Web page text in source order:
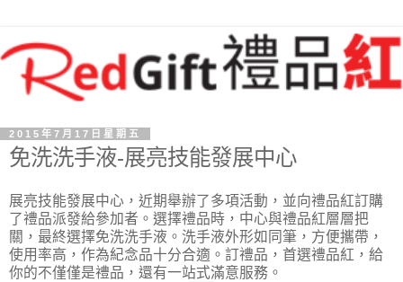
2015年7月17日星期五
免洗洗手液-展亮技能發展中心
展亮技能發展中心，近期舉辦了多項活動，並向禮品紅訂購
了禮品派發給參加者。選擇禮品時，中心與禮品紅層層把
關，最終選擇免洗洗手液。洗手液外形如同筆，方便攜帶，
使用率高，作為紀念品十分合適。訂禮品，首選禮品紅，給
你的不僅僅是禮品，還有一站式滿意服務。